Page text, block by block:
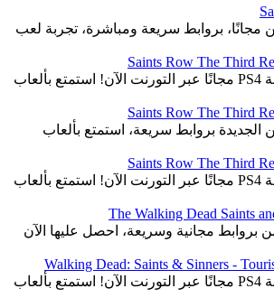
مجانًا، بروابط سريعة ومباشرة، تجربة لعب
Saints Row The Third
احصل على تحميل لعبة PS4 مجانًا عبر التورنت الآن! استمتع بألعاب
Saints Row The Third
الجديدة بروابط سريعة، استمتع بألعاب
Saints Row The Third
احصل على تحميل لعبة PS4 مجانًا عبر التورنت الآن! استمتع بألعاب
The Walking Dead Saints
بروابط مجانية وسريعة، احصل عليها الآن
Walking Dead: Saints & Sinners -
احصل على تحميل لعبة PS4 مجانًا عبر التورنت الآن! استمتع بألعاب